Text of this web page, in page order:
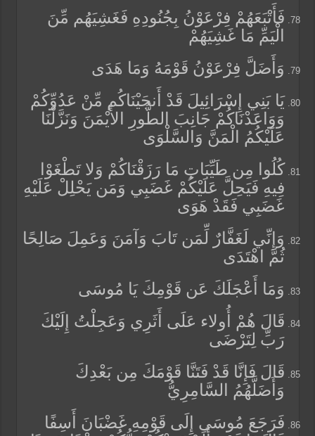
فَأَتْبَعَهُمْ فِرْعَوْنُ بِجُنُودِهِ فَغَشِيَهُم مِّنَ
الْيَمِّ مَا غَشِيَهُمْ
وَأَضَلَّ فِرْعَوْنُ قَوْمَهُ وَمَا هَدَى
يَا بَنِي إِسْرَائِيلَ قَدْ أَنجَيْنَاكُم مِّنْ عَدُوِّكُمْ
وَوَاعَدْنَاكُمْ جَانِبَ الطُّورِ الأَيْمَنَ وَنَزَّلْنَا
عَلَيْكُمُ الْمَنَّ وَالسَّلْوَى
كُلُوا مِن طَيِّبَاتِ مَا رَزَقْنَاكُمْ وَلا تَطْغَوْا
فِيهِ فَيَحِلَّ عَلَيْكُمْ غَضَبِي وَمَن يَحْلِلْ عَلَيْهِ
غَضَبِي فَقَدْ هَوَى
وَإِنِّي لَغَفَّارٌ لِّمَن تَابَ وَآمَنَ وَعَمِلَ صَالِحًا
ثُمَّ اهْتَدَى
وَمَا أَعْجَلَكَ عَن قَوْمِكَ يَا مُوسَى
قَالَ هُمْ أُولاء عَلَى أَثَرِي وَعَجِلْتُ إِلَيْكَ
رَبِّ لِتَرْضَى
قَالَ فَإِنَّا قَدْ فَتَنَّا قَوْمَكَ مِن بَعْدِكَ
وَأَضَلَّهُمُ السَّامِرِيُّ
فَرَجَعَ مُوسَى إِلَى قَوْمِهِ غَضْبَانَ أَسِفًا